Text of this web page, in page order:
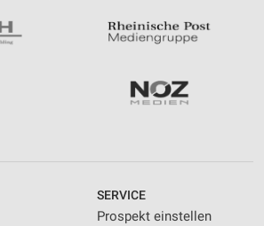
SERVICE
Prospekt einstellen